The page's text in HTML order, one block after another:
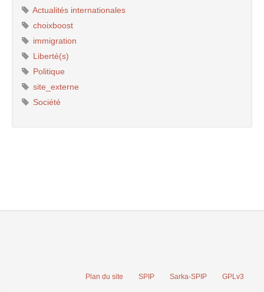
Actualités internationales
choixboost
immigration
Liberté(s)
Politique
site_externe
Société
Plan du site SPIP Sarka-SPIP GPLv3